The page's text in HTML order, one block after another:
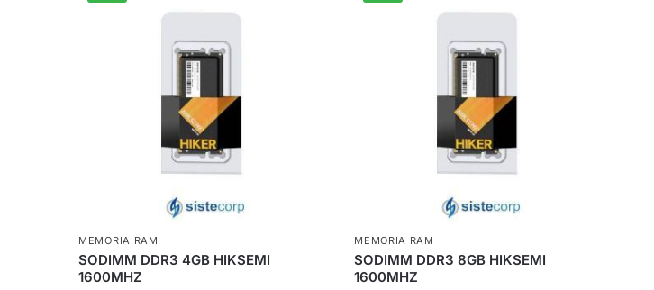
MEMORIA RAM
SODIMM DDR3 4GB HIKSEMI
1600MHZ
MEMORIA RAM
SODIMM DDR3 8GB HIKSEMI
1600MHZ